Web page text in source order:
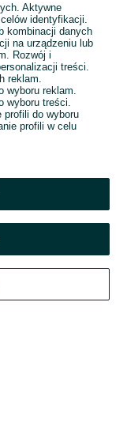
wskazanych powyżej,
brzmieniu.
Aktywne
identyfikacji.
kombinacji danych
na urządzeniu lub
Rozwój i
treści.
reklam.
wyboru reklam.
wyboru treści.
do wyboru
profili w celu